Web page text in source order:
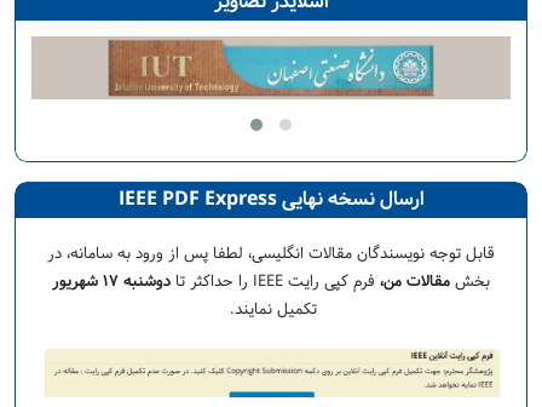
ارسال نسخه نهایی IEEE PDF Express
قابل توجه نویسندگان مقالات انگلیسی، لطفا پس از ورود به سامانه، در
بخش مقالات من، فرم کپی رایت IEEE را حداکثر تا
دوشنبه ۱۷ شهریور
تکمیل نمایند.